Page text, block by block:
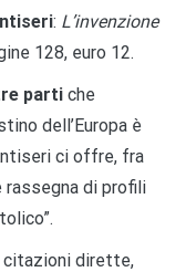
: L’invenzione
128, euro 12.
parti che
dell’Europa è
ci offre, fra
rassegna di profili
citazioni dirette,